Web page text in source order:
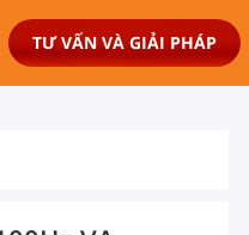
TƯ VẤN VÀ GIẢI PHÁP